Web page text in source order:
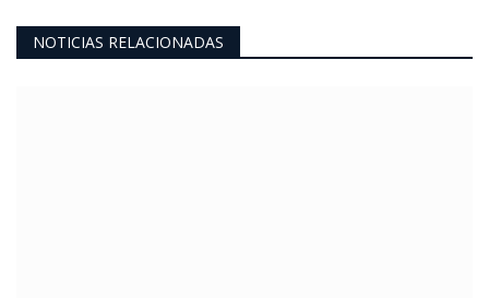
NOTICIAS RELACIONADAS